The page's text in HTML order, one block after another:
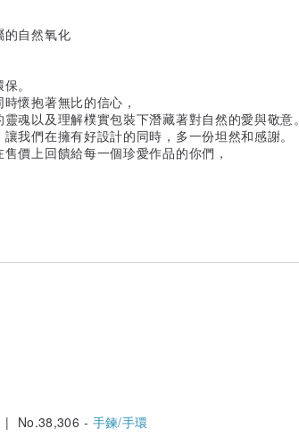
的自然氧化
。
懷抱著無比的信心，
魂以及理解樸實包裝下潛藏著對自然的愛與敬意。
我們在擁有好設計的同時，多一份坦然和感謝。
價上回饋給每一個珍愛作品的你們，
| No.38,306 - 手鍊/手環